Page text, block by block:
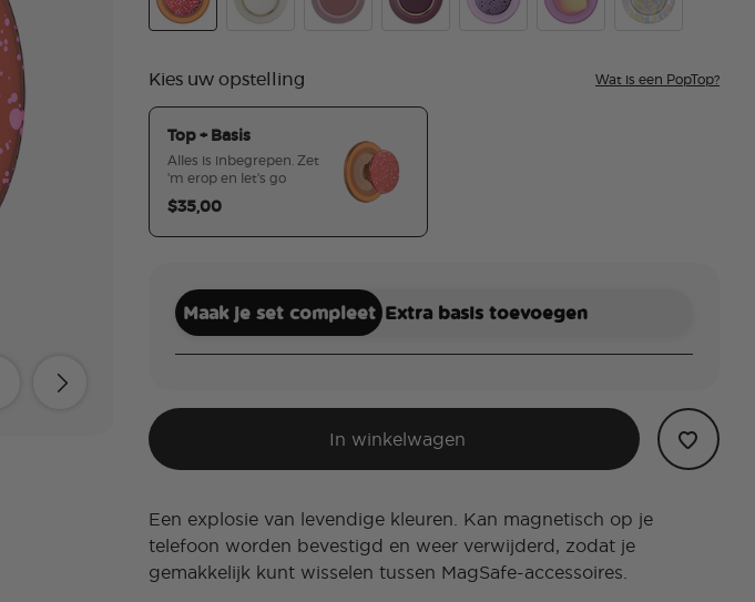
Kies uw opstelling Wat is een PopTop?
Top + Basis
Alles is inbegrepen. Zet
'm erop en let's go
$35,00
Maak je set compleet Extra basis toevoegen
In winkelwagen
Een explosie van levendige kleuren. Kan magnetisch op je
telefoon worden bevestigd en weer verwijderd, zodat je
gemakkelijk kunt wisselen tussen MagSafe-accessoires.